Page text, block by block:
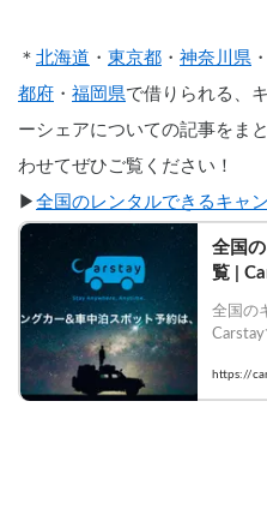
＊ 北海道 ・ 東京都 ・ 神奈川県 ・
都府 ・ 福岡県で借りられる、
ーシェアについての記事をま
わせてぜひご覧ください！
▶︎ 全国のレンタルできるキャ
全国
覧 |
全国の
て今す
https://